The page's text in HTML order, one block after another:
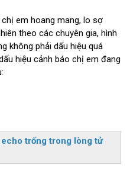
em hoang mang, lo sợ
theo các chuyên gia, hình
không phải dấu hiệu quá
hiệu cảnh báo chị em đang
echo trống trong lòng tử